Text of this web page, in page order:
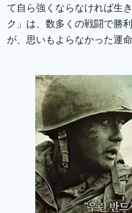
て自ら強くならなければ生
ク」は、数多くの戦闘で勝
が、思いもよらなかった運